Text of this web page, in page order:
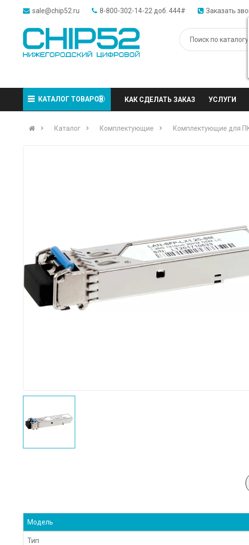
sale@chip52.ru 8-800-302-14-22 доб. 444# Заказать
КАТАЛОГ ТОВАРОВ КАК СДЕЛАТЬ ЗАКАЗ УСЛУГИ
Каталог Комплектующие Комплектующие для
Модель
Тип